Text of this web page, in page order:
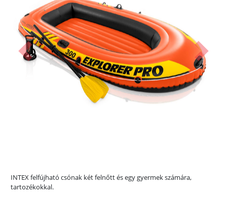
Előző
INTEX felfújható csónak két felnőtt és egy gyermek számára,
tartozékokkal.